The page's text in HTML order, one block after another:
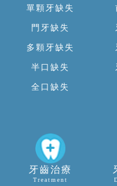
單顆牙缺失
門牙缺失
多顆牙缺失
半口缺失
全口缺失
牙齒治療
Treatment